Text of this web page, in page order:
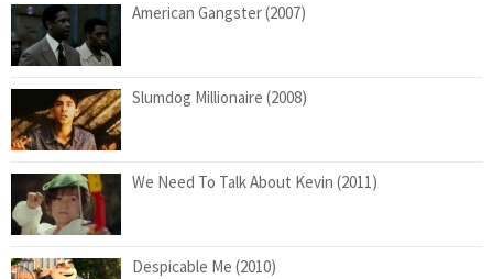
American Gangster (2007)
Slumdog Millionaire (2008)
We Need To Talk About Kevin (2011)
Despicable Me (2010)